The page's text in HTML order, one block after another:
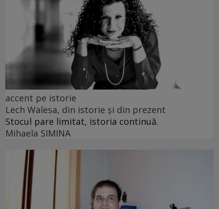
accent pe istorie
Lech Walesa, din istorie și din prezent
Stocul pare limitat, istoria continuă.
Mihaela SIMINA